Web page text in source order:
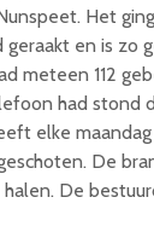
Het
en is zo
meteen 112
had stond
elke
De
De